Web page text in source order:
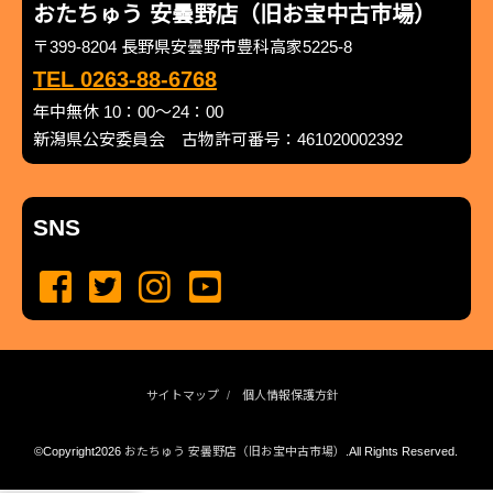
おたちゅう 安曇野店（旧お宝中古市場）
〒399-8204 長野県安曇野市豊科高家5225-8
TEL 0263-88-6768
年中無休 10：00～24：00
新潟県公安委員会 古物許可番号：461020002392
SNS
サイトマップ 個人情報保護方針
©Copyright2026 おたちゅう 安曇野店（旧お宝中古市場） .All Rights Reserved.